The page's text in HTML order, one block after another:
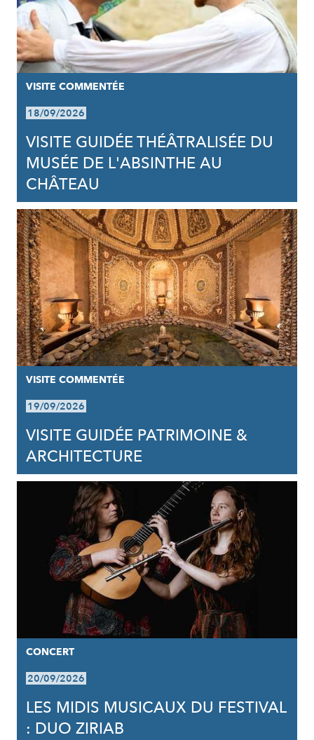
VISITE COMMENTÉE
18/09/2026
VISITE GUIDÉE THÉÂTRALISÉE DU
MUSÉE DE L'ABSINTHE AU
CHÂTEAU
VISITE COMMENTÉE
19/09/2026
VISITE GUIDÉE PATRIMOINE &
ARCHITECTURE
CONCERT
20/09/2026
LES MIDIS MUSICAUX DU FESTIVAL
: DUO ZIRIAB